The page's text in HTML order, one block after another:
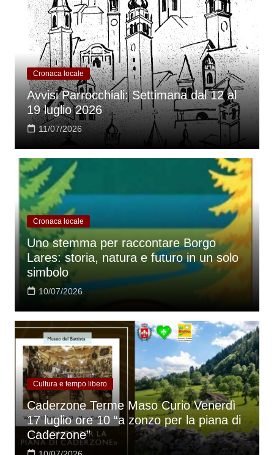
Cronaca locale
Avvisi Parrocchiali: Settimana dal 12 al
19 luglio 2026
11/07/2026
Cronaca locale
Uno stemma per raccontare Borgo
Lares: storia, natura e futuro in un solo
simbolo
10/07/2026
Cultura e tempo libero
Caderzone Terme Maso Curio Venerdì
17 luglio ore 10 “a zonzo per la piana di
Caderzone”